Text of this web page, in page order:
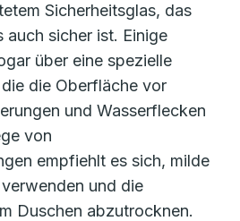
Sicherheitsglas, das
sicher ist. Einige
über eine spezielle
die Oberfläche vor
und Wasserflecken
von
empfiehlt es sich, milde
und die
Duschen abzutrocknen.